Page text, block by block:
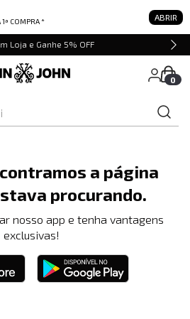
1ª COMPRA * ABRIR
Loja e Ganhe 5% OFF
0
a página
procurando.
nosso app e tenha vantagens
exclusivas!